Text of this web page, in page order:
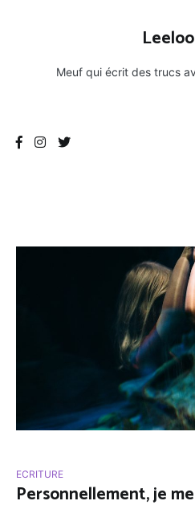
Meuf qui écrit des trucs
ECRITURE
Personnellement, je